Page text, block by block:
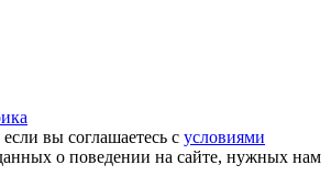
вы соглашаетесь с условиями
о поведении на сайте, нужных нам